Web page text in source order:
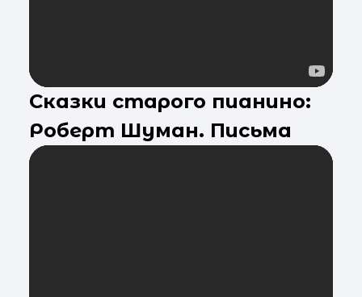
Сказки старого пианино:
Роберт Шуман. Письма